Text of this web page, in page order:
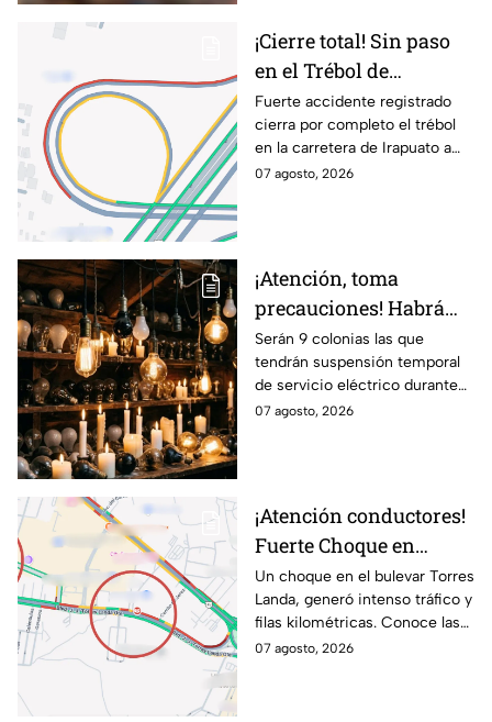
¡Cierre total! Sin paso
en el Trébol de
Irapuato; toma estas
vías alternas
Fuerte accidente registrado
cierra por completo el trébol
en la carretera de Irapuato a
Abasolo
07 agosto, 2026
¡Atención, toma
precauciones! Habrá
suspensión de luz por 8
horas hoy viernes 7 y
mañana sábado 8 de
agosto en 9 sitios
Serán 9 colonias las que
tendrán suspensión temporal
de servicio eléctrico durante
ocho horas este viernes 7 y
07 agosto, 2026
¡Atención conductores!
Fuerte Choque en
Torres Landa provoca
filas kilométricas a esta
altura
Un choque en el bulevar Torres
Landa, generó intenso tráfico y
filas kilométricas. Conoce las
vías alternas.
07 agosto, 2026